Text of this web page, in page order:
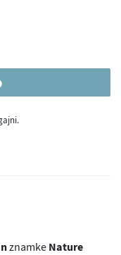
znamke Nature